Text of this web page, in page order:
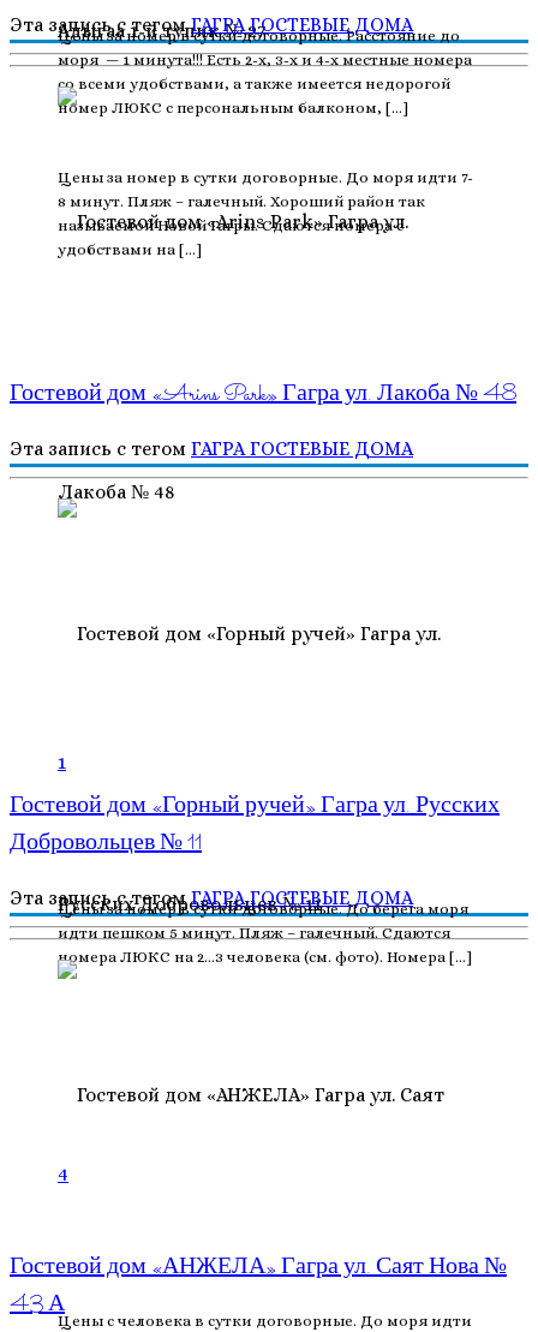
Цены за номер в сутки договорные. Расстояние до
моря — 1 минута!!! Есть 2-х, 3-х и 4-х местные номера
со всеми удобствами, а также имеется недорогой
номер ЛЮКС с персональным балконом, […]
Цены за номер в сутки договорные. До моря идти 7-
8 минут. Пляж – галечный. Хороший район так
называемой Новой Гагры. Сдаются номера с
удобствами на […]
Эта запись с тегомГАГРАГОСТЕВЫЕ ДОМА
1
Цены за номер в сутки договорные. До берега моря
идти пешком 5 минут. Пляж – галечный. Сдаются
номера ЛЮКС на 2…3 человека (см. фото). Номера […]
Гостевой дом «Arins Park» Гагра ул. Лакоба № 48
Эта запись с тегом ГАГРАГОСТЕВЫЕ ДОМА
4
Цены с человека в сутки договорные. До моря идти
Гостевой дом «Горный ручей» Гагра ул. Русских
Добровольцев № 11
Эта запись с тегомГАГРАГОСТЕВЫЕ ДОМА
Гостевой дом «АНЖЕЛА» Гагра ул. Саят Нова №
43 А